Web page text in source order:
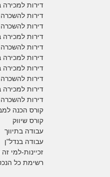
דירות למכירה
דירות
דירות
דירות
דירות להשכרה
דירות למכירה
דירות למכירה
דירות
דירות למכירה
דירות להשכרה
קורס הכנה
קורס שיווק
עבודה בתיווך
עבודה בנדל"ן
זכיינות-למי
רשימת כל